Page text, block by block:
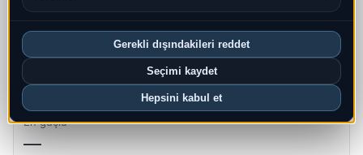
Gerekli dışındakileri reddet
Seçimi kaydet
Hepsini kabul et
Bu ayki depremler
0
En güçlü
—